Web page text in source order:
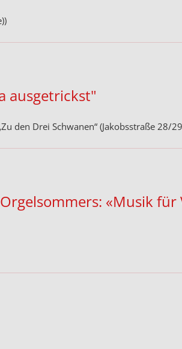
ausgetrickst"
den Drei Schwanen“ (Jakobsstraße 28/
«Musik